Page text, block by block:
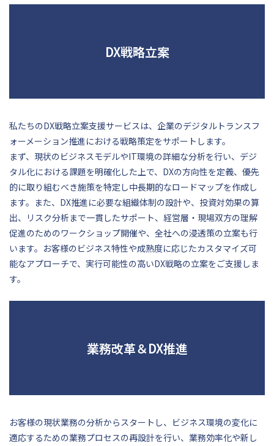
DX戦略立案
私たちのDX戦略立案支援サービスは、企業のデジタルトランスフ
ォーメーション推進における戦略策定をサポートします。
まず、現状のビジネスモデルやIT環境の詳細な分析を行い、デジ
タル化における課題を明確化した上で、DXの方向性を定義、優先
的に取り組むべき施策を特定し中長期的なロードマップを作成し
ます。また、DX推進に必要な組織体制の設計や、投資対効果の算
出、リスク分析まで一貫したサポート、経営層・現場双方の理解
促進のためのワークショップ開催や、全社への浸透策の立案も行
います。お客様のビジネス特性や成熟度に応じたカスタマイズ可
能なアプローチで、実行可能性の高いDX戦略の立案をご支援しま
す。
業務改革＆DX推進
お客様の現状業務の分析からスタートし、ビジネス環境の変化に
適応するための業務プロセスの再設計を行い、業務効率化や新し